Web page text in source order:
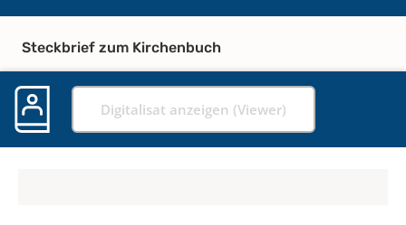
Steckbrief zum Kirchenbuch
Digitalisat anzeigen (Viewer)